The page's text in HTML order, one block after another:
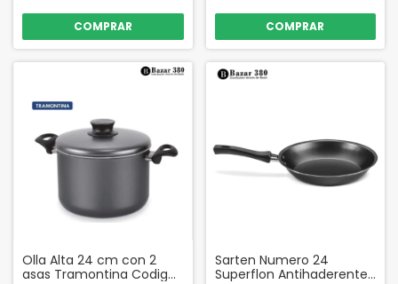
Olla Alta 24 cm con 2
asas Tramontina Codigo
Sarten Numero 24
Superflon Antihaderente